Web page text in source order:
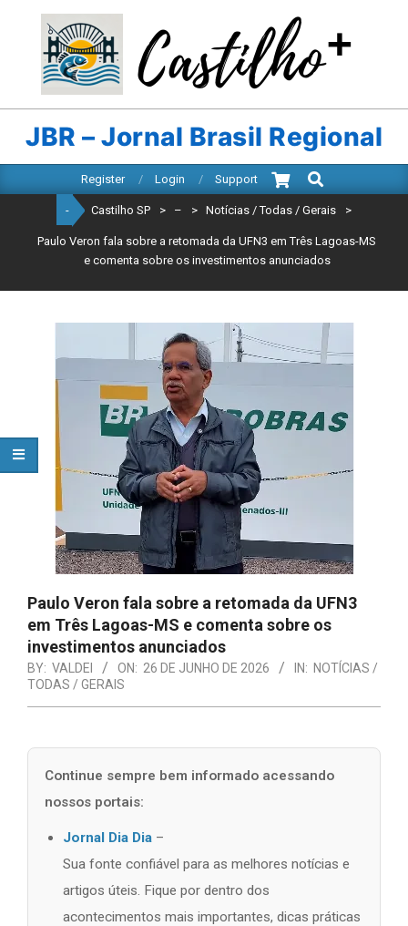
content
CASTILHO
SP
JBR – Jornal Brasil Regional
Navigation
Register Login Support
Search
- Castilho SP > – > Notícias / Todas / Gerais >
Paulo Veron fala sobre a retomada da UFN3 em Três Lagoas-MS
e comenta sobre os investimentos anunciados
Paulo Veron fala sobre a retomada da UFN3
em Três Lagoas-MS e comenta sobre os
investimentos anunciados
BY: VALDEI ON: 26 DE JUNHO DE 2026 IN: NOTÍCIAS /
TODAS / GERAIS
Continue sempre bem informado acessando
nossos portais:
Jornal Dia Dia –
Sua fonte confiável para as melhores notícias e
artigos úteis. Fique por dentro dos
acontecimentos mais importantes, dicas práticas